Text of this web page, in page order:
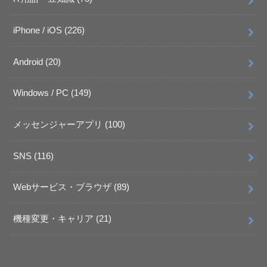
iPhone / iOS (226)
Android (20)
Windows / PC (149)
メッセンジャーアプリ (100)
SNS (116)
Webサービス・ブラウザ (89)
機種変更・キャリア (21)